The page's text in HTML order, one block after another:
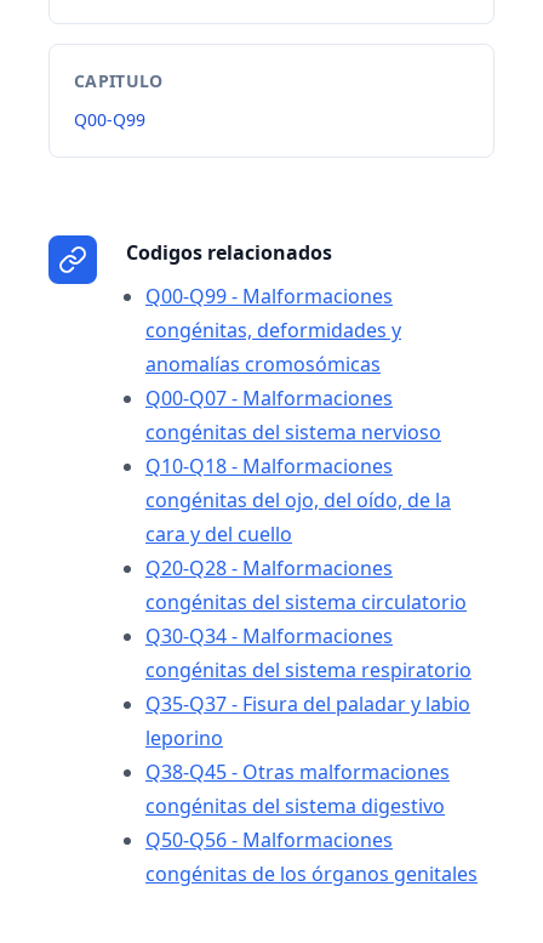
CAPITULO
Q00-Q99
Codigos relacionados
Q00-Q99 - Malformaciones
congénitas, deformidades y
anomalías cromosómicas
Q00-Q07 - Malformaciones
congénitas del sistema nervioso
Q10-Q18 - Malformaciones
congénitas del ojo, del oído, de la
cara y del cuello
Q20-Q28 - Malformaciones
congénitas del sistema circulatorio
Q30-Q34 - Malformaciones
congénitas del sistema respiratorio
Q35-Q37 - Fisura del paladar y labio
leporino
Q38-Q45 - Otras malformaciones
congénitas del sistema digestivo
Q50-Q56 - Malformaciones
congénitas de los órganos genitales